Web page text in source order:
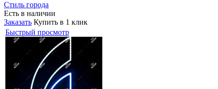
Стиль города
Есть в наличии
Заказать Купить в 1 клик
Быстрый просмотр